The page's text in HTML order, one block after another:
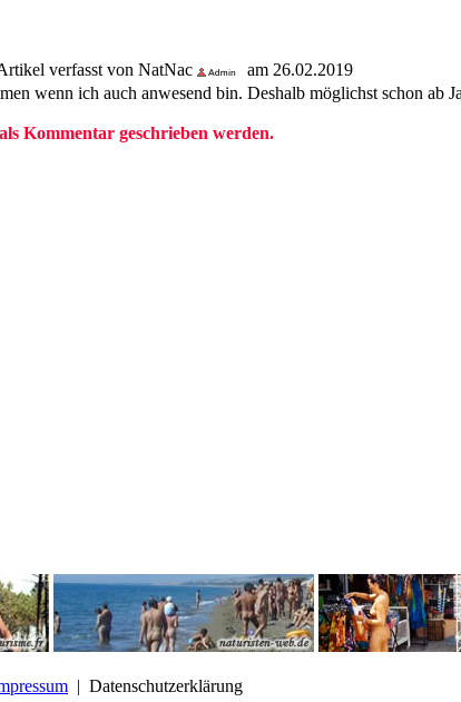
verfasst von NatNac
am 26.02.2019
wenn ich auch anwesend bin. Deshalb möglichst schon ab
Kommentar geschrieben werden.
zu bezahlen, müssen Campinggäste bis 12:30 Uhr auschecken.
| Datenschutzerklärung